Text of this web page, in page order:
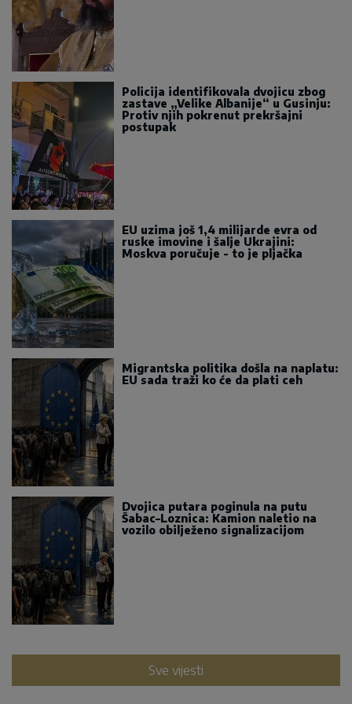
Policija identifikovala dvojicu zbog
zastave „Velike Albanije“ u Gusinju:
Protiv njih pokrenut prekršajni
postupak
EU uzima još 1,4 milijarde evra od
ruske imovine i šalje Ukrajini:
Moskva poručuje - to je pljačka
Migrantska politika došla na naplatu:
EU sada traži ko će da plati ceh
Dvojica putara poginula na putu
Šabac–Loznica: Kamion naletio na
vozilo obilježeno signalizacijom
Sve vijesti